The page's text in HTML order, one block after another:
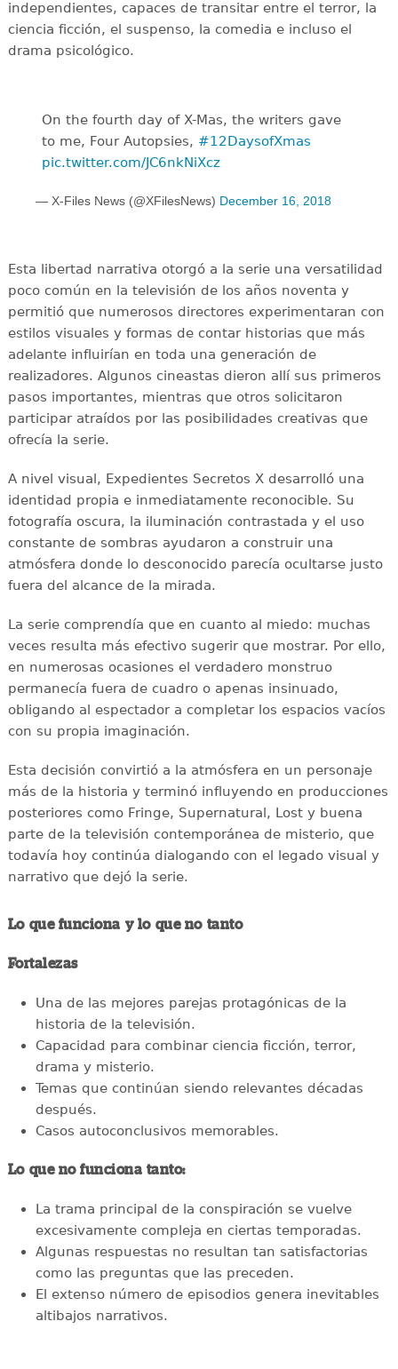
independientes, capaces de transitar entre el terror, la
ciencia ficción, el suspenso, la comedia e incluso el
drama psicológico.
On the fourth day of X-Mas, the writers gave
to me, Four Autopsies, #12DaysofXmas
pic.twitter.com/JC6nkNiXcz
— X-Files News (@XFilesNews) December 16, 2018
Esta libertad narrativa otorgó a la serie una versatilidad
poco común en la televisión de los años noventa y
permitió que numerosos directores experimentaran con
estilos visuales y formas de contar historias que más
adelante influirían en toda una generación de
realizadores. Algunos cineastas dieron allí sus primeros
pasos importantes, mientras que otros solicitaron
participar atraídos por las posibilidades creativas que
ofrecía la serie.
A nivel visual, Expedientes Secretos X desarrolló una
identidad propia e inmediatamente reconocible. Su
fotografía oscura, la iluminación contrastada y el uso
constante de sombras ayudaron a construir una
atmósfera donde lo desconocido parecía ocultarse justo
fuera del alcance de la mirada.
La serie comprendía que en cuanto al miedo: muchas
veces resulta más efectivo sugerir que mostrar. Por ello,
en numerosas ocasiones el verdadero monstruo
permanecía fuera de cuadro o apenas insinuado,
obligando al espectador a completar los espacios vacíos
con su propia imaginación.
Esta decisión convirtió a la atmósfera en un personaje
más de la historia y terminó influyendo en producciones
posteriores como Fringe, Supernatural, Lost y buena
parte de la televisión contemporánea de misterio, que
todavía hoy continúa dialogando con el legado visual y
narrativo que dejó la serie.
Lo que funciona y lo que no tanto
Fortalezas
Una de las mejores parejas protagónicas de la
historia de la televisión.
Capacidad para combinar ciencia ficción, terror,
drama y misterio.
Temas que continúan siendo relevantes décadas
después.
Casos autoconclusivos memorables.
Lo que no funciona tanto:
La trama principal de la conspiración se vuelve
excesivamente compleja en ciertas temporadas.
Algunas respuestas no resultan tan satisfactorias
como las preguntas que las preceden.
El extenso número de episodios genera inevitables
altibajos narrativos.